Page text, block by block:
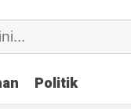
Politik
Politik